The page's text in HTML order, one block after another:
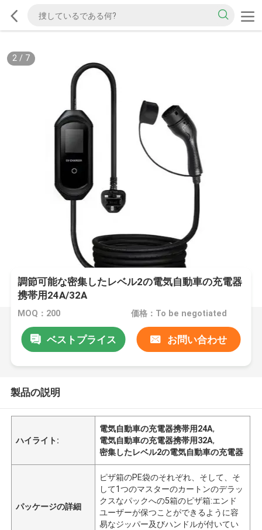
2/ 7
調節可能な密集したレベル2の電気自動車の充電器
携帯用24A/32A
MOQ：200 価格：To be negotiated
ベストプライス お問い合わせ
製品の説明
ハイライト:
電気自動車の充電器携帯用24A,
電気自動車の充電器携帯用32A,
密集したレベル2の電気自動車の充電器
パッケージの詳細
ピザ箱のPE袋のそれぞれ、そして、そ
して1つのマスターのカートンのデラッ
クスなパックへの5箱のピザ箱:エンド
ユーザーが保つことができるように容
易なジッパー及びハンドルが付いてい